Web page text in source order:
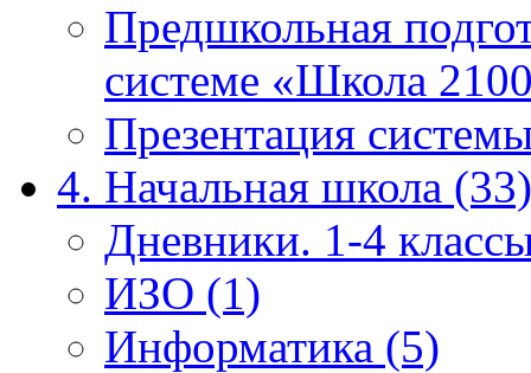
Предшкольная
системе «Школа
Презентация
4. Начальная школа (33)
Дневники. 1-4
ИЗО (1)
Информатика (5)